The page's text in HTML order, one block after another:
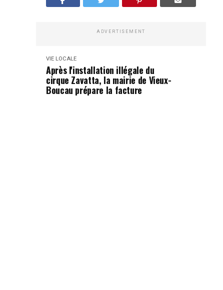
ADVERTISEMENT
VIE LOCALE
Après l'installation illégale du
cirque Zavatta, la mairie de Vieux-
Boucau prépare la facture